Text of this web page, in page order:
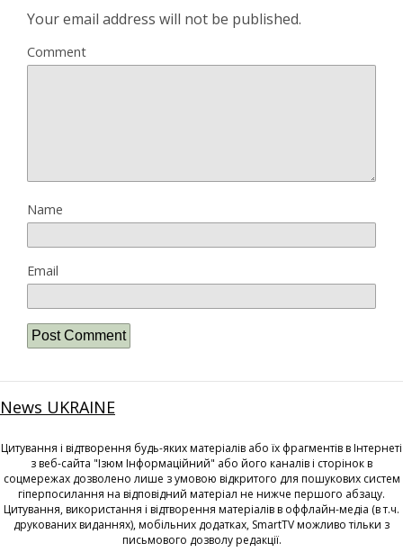
Your email address will not be published.
Comment
Name
Email
News UKRAINE
Цитування і відтворення будь-яких матеріалів або їх фрагментів в Інтернеті
з веб-сайта "Ізюм Інформаційний" або його каналів і сторінок в
соцмережах дозволено лише з умовою відкритого для пошукових систем
гіперпосилання на відповідний матеріал не нижче першого абзацу.
Цитування, використання і відтворення матеріалів в оффлайн-медіа (в т.ч.
друкованих виданнях), мобільних додатках, SmartTV можливо тільки з
письмового дозволу редакції.